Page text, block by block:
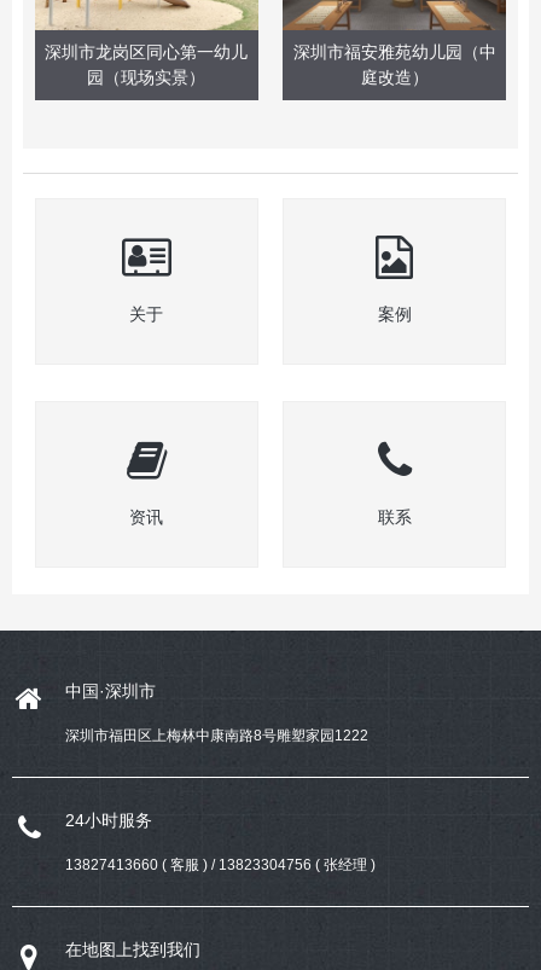
深圳市龙岗区同心第一幼儿
园（现场实景）
深圳市福安雅苑幼儿园（中
庭改造）
关于 案例
资讯 联系
中国·深圳市
深圳市福田区上梅林中康南路8号雕塑家园1222
24小时服务
13827413660 ( 客服 ) / 13823304756 ( 张经理 )
在地图上找到我们